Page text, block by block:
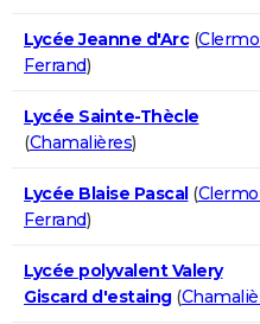
Lycée Jeanne d'Arc(
Ferrand)
Lycée Sainte-Thècle
(Chamalières)
Lycée Blaise Pascal(
Ferrand)
Lycée polyvalent Valery
Giscard d'estaing(